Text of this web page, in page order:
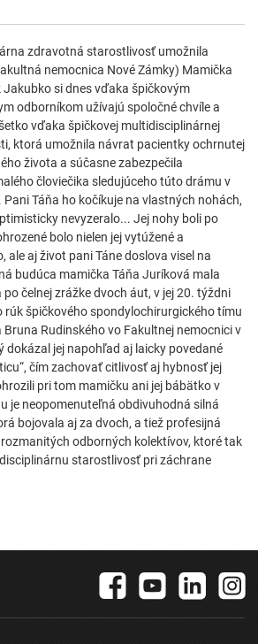
zdravotná starostlivosť umožnila
nemocnica Nové Zámky) Mamička
Jakubko si dnes vďaka špičkovým
odborníkom užívajú spoločné chvíle a
vďaka špičkovej multidisciplinárnej
ktorá umožnila návrat pacientky ochrnutej
života a súčasne zabezpečila
človiečika sledujúceho túto drámu v
Pani Táňa ho kočíkuje na vlastných nohách,
nevyzeralo... Jej nohy boli po
bolo nielen jej vytúžené a
ale aj život pani Táne doslova visel na
budúca mamička Táňa Juríková mala
čelnej zrážke dvoch áut, v jej 20. týždni
špičkového spondylochirurgického tímu
Rudinského vo Fakultnej nemocnici v
dokázal jej napohľad aj laicky povedané
čím zachovať citlivosť aj hybnosť jej
pri tom mamičku ani jej bábätko v
je neopomenuteľná obdivuhodná silná
bojovala aj za dvoch, a tiež profesijná
odborných kolektívov, ktoré tak
starostlivosť pri záchrane